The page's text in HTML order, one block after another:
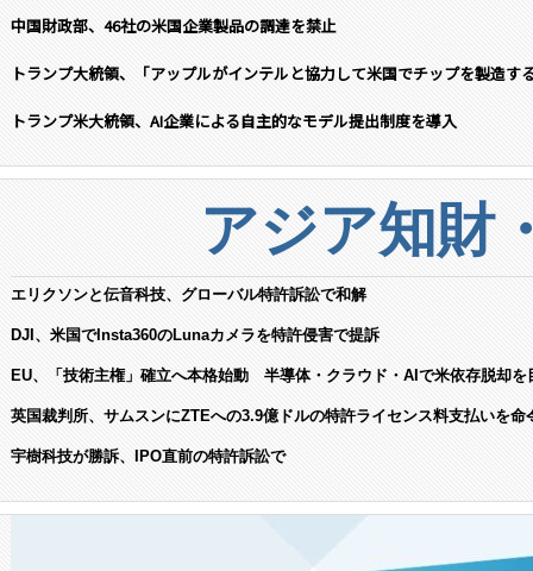
中国財政部、46社の米国企業製品の調達を禁止
トランプ大統領、「アップルがインテルと協力して米国でチップを製造す
トランプ米大統領、AI企業による自主的なモデル提出制度を導入
アジア知財
エリクソンと伝音科技、グローバル特許訴訟で和解
DJI、米国でInsta360のLunaカメラを特許侵害で提訴
EU、「技術主権」確立へ本格始動 半導体・クラウド・AIで米依存脱却を
英国裁判所、サムスンにZTEへの3.9億ドルの特許ライセンス料支払いを命
宇樹科技が勝訴、IPO直前の特許訴訟で